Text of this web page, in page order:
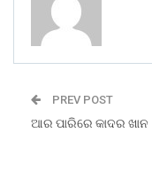
PREV POST
ଆର ପାରିରେ କାଦର ଖାନ